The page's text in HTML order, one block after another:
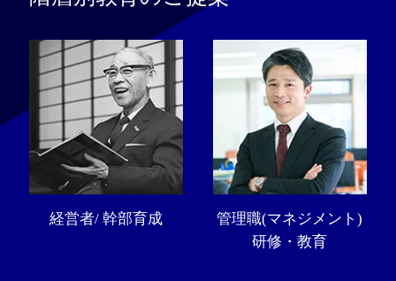
経営者/ 幹部育成
管理職(マネジメント)
研修・教育